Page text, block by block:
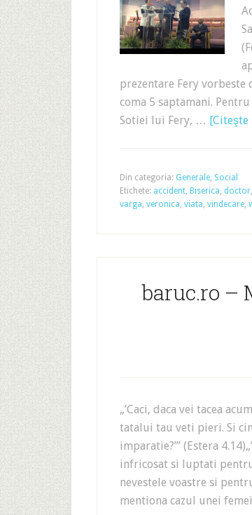
prezentare Fery vorbeste
coma 5 saptamani.
Sotiei lui Fery, … [Citeşte
Din categoria: Generale, Social
Etichete: accident, Biserica, doctor
varga, veronica, viata, vindecare,
baruc.ro –
„’Caci, daca vei tacea
tatalui tau veti pieri. Si
imparatie?’” (Estera
infricosat si luptati
nevestele voastre si
mentiona cazul unei